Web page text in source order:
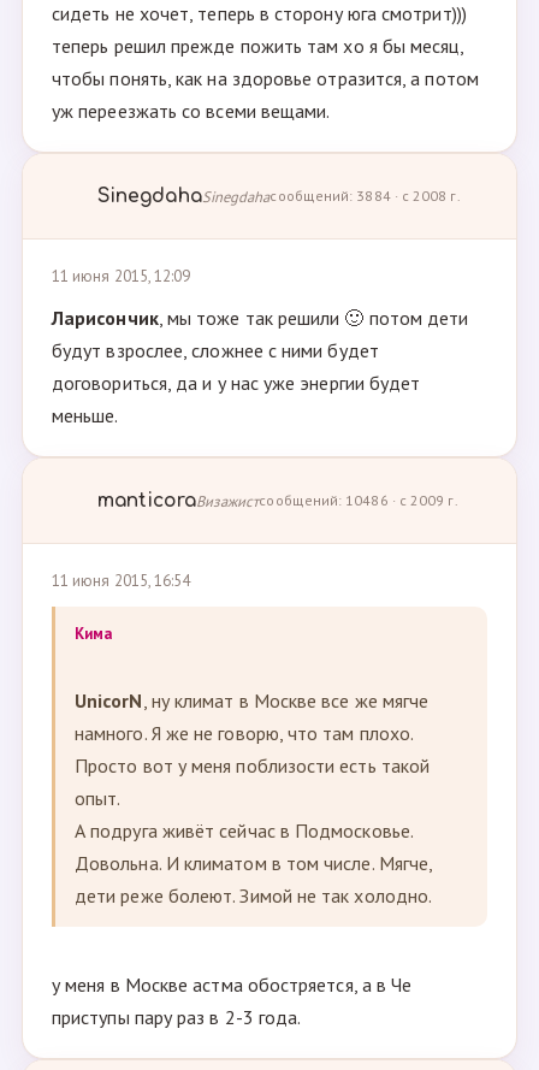
сидеть не хочет, теперь в сторону юга смотрит)))
теперь решил прежде пожить там хо я бы месяц,
чтобы понять, как на здоровье отразится, а потом
уж переезжать со всеми вещами.
SinegdahaSinegdahaсообщений: 3884 · с 2008 г.
11 июня 2015, 12:09
Ларисончик, мы тоже так решили 🙂 потом дети
будут взрослее, сложнее с ними будет
договориться, да и у нас уже энергии будет
меньше.
manticoraВизажистсообщений: 10486 · с 2009 г.
11 июня 2015, 16:54
Кима
UnicorN, ну климат в Москве все же мягче
намного. Я же не говорю, что там плохо.
Просто вот у меня поблизости есть такой
опыт.
А подруга живёт сейчас в Подмосковье.
Довольна. И климатом в том числе. Мягче,
дети реже болеют. Зимой не так холодно.
у меня в Москве астма обостряется, а в Че
приступы пару раз в 2-3 года.